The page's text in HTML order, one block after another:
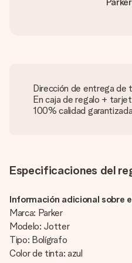
Dirección de entrega de
En caja de regalo +
100% calidad garantizada
Especificaciones del
Información adicional sobre
Marca: Parker
Modelo: Jotter
Tipo: Bolígrafo
Color de tinta: azul